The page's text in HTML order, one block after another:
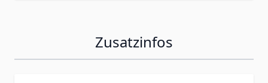
Zusatzinfos